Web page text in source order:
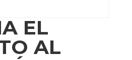
EL
AL